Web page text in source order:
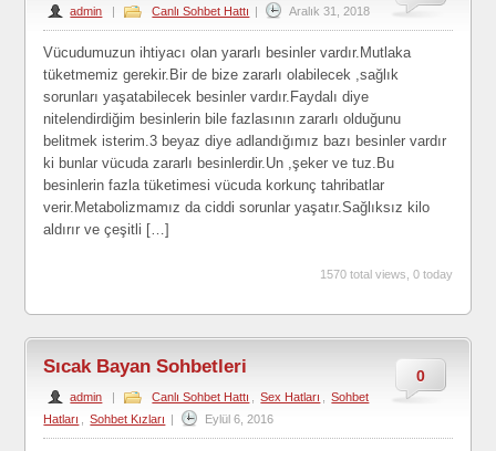
admin | Canlı Sohbet Hattı | Aralık 31, 2018
Vücudumuzun ihtiyacı olan yararlı besinler vardır.Mutlaka
tüketmemiz gerekir.Bir de bize zararlı olabilecek ,sağlık
sorunları yaşatabilecek besinler vardır.Faydalı diye
nitelendirdiğim besinlerin bile fazlasının zararlı olduğunu
belitmek isterim.3 beyaz diye adlandığımız bazı besinler vardır
ki bunlar vücuda zararlı besinlerdir.Un ,şeker ve tuz.Bu
besinlerin fazla tüketimesi vücuda korkunç tahribatlar
verir.Metabolizmamız da ciddi sorunlar yaşatır.Sağlıksız kilo
aldırır ve çeşitli […]
1570 total views, 0 today
0
Sıcak Bayan Sohbetleri
admin | Canlı Sohbet Hattı Sex Hatları
Sohbet
Hatları
Sohbet Kızları | Eylül 6, 2016